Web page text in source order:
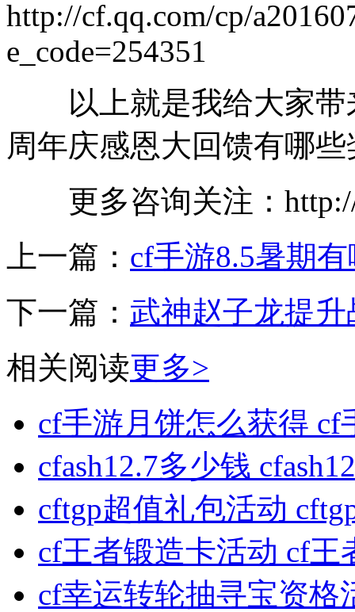
http://cf.qq.com/cp/
e_code=254351
以上就是我给大家带
周年庆感恩大回馈有哪
更多咨询关注：http://
上一篇： cf手游8.5暑期
下一篇： 武神赵子龙提
相关阅读更多>
cf手游月饼怎么获得
cfash12.7多少钱
cftgp超值礼包活动
cf王者锻造卡活动 cf
cf幸运转轮抽寻宝资格